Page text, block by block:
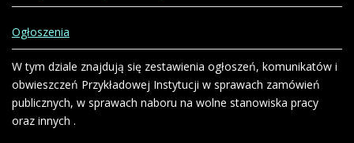
Ogłoszenia
W tym dziale znajdują się zestawienia ogłoszeń, komunikatów i
obwieszczeń Przykładowej Instytucji w sprawach zamówień
publicznych, w sprawach naboru na wolne stanowiska pracy
oraz innych .